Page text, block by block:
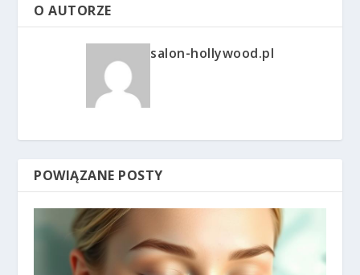
O AUTORZE
salon-hollywood.pl
POWIĄZANE POSTY